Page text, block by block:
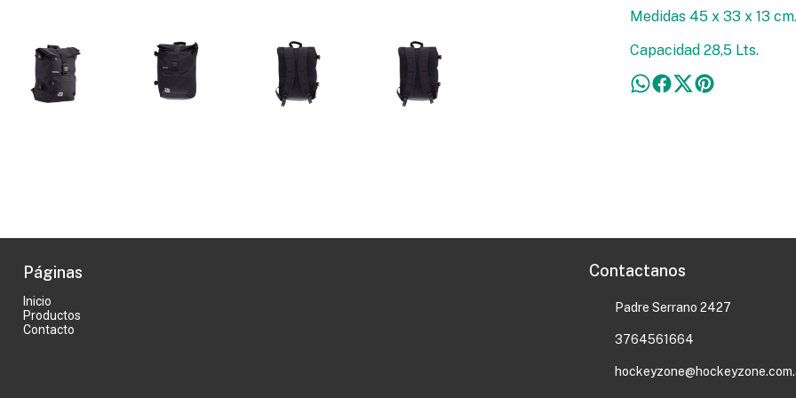
Medidas 45 x 33 x 13 cm.
Capacidad 28,5 Lts.
Páginas
Inicio
Productos
Contacto
Contactanos
Padre Serrano 2427
3764561664